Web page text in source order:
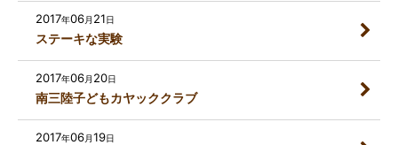
2017年06月 21日
ステーキな実験
2017年06月 20日
南三陸子どもカヤッククラブ
2017年06月19日